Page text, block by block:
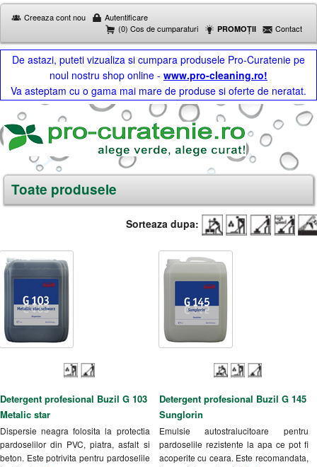
Creeaza cont nou
Autentificare
(0) Cos de cumparaturi
PROMOȚII Contact
De astazi, puteti vizualiza si cumpara produsele Pro-Curatenie pe
noul nostru shop online - www.pro-cleaning.ro!
Va asteptam cu o gama mai mare de produse si oferte de neratat.
Toate produsele
Sorteaza dupa:
Detergent profesional Buzil G 103
Metalic star
Dispersie neagra folosita la protectia
pardoselilor din PVC, piatra, asfalt si
beton. Este potrivita pentru pardoselile
Detergent profesional Buzil G 145
Sunglorin
Emulsie autostralucitoare pentru
pardoselile rezistente la apa ce pot fi
acoperite cu ceara. Este recomandata,